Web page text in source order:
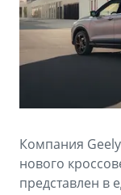
PREFACE
Аксессуары
Зарядные
Расчет КАСКО
Страхование
Советы по
Гарантия Geely
Сервисная
Компания
нового
представлен в